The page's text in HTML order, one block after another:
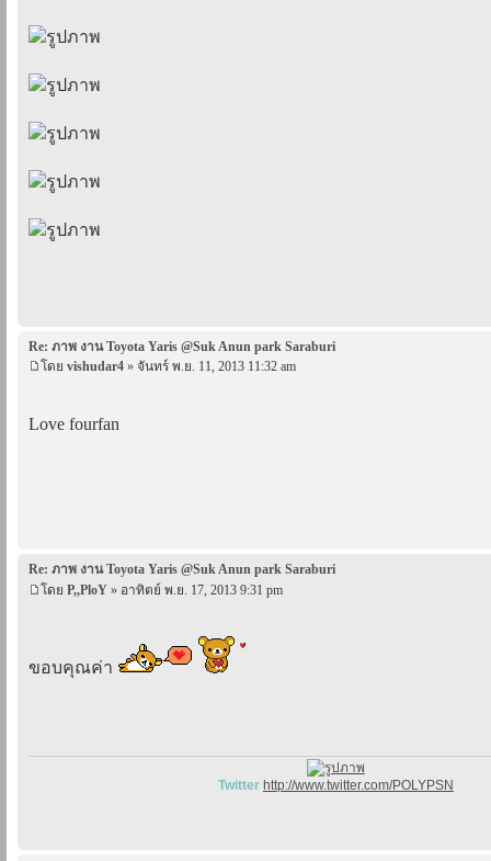
Re: ภาพ งาน Toyota Yaris @Suk Anun park Saraburi
โดย vishudar4 » จันทร์ พ.ย. 11, 2013 11:32 am
Love fourfan
Re: ภาพ งาน Toyota Yaris @Suk Anun park Saraburi
โดย P,,PloY » อาทิตย์ พ.ย. 17, 2013 9:31 pm
ขอบคุณค่า
Twitter http://www.twitter.com/POLYPSN